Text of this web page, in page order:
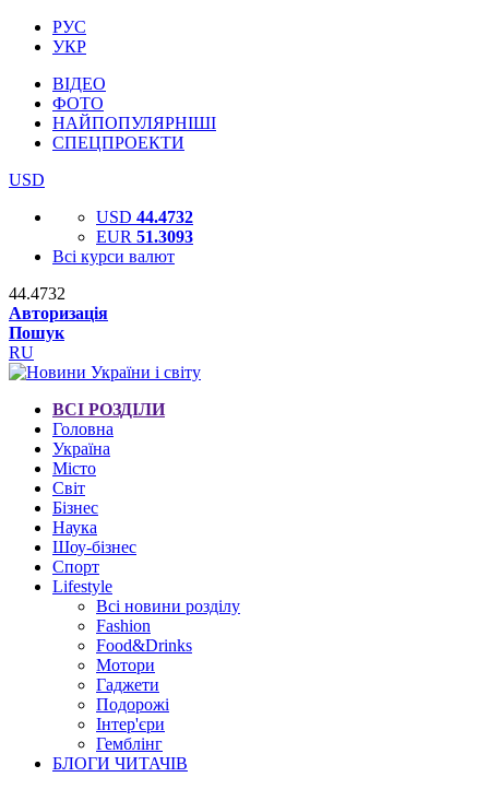
РУС
УКР
ВІДЕО
ФОТО
НАЙПОПУЛЯРНІШІ
СПЕЦПРОЕКТИ
USD
USD 44.4732
EUR 51.3093
Всі курси валют
44.4732
Авторизація
Пошук
RU
ВСІ РОЗДІЛИ
Головна
Україна
Місто
Світ
Бізнес
Наука
Шоу-бізнес
Спорт
Lifestyle
Всі новини розділу
Fashion
Food&Drinks
Мотори
Гаджети
Подорожі
Інтер'єри
Гемблінг
БЛОГИ ЧИТАЧІВ